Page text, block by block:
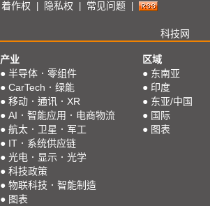
着作权 隐私权 常见问题
科技网
产业
● 半导体．零组件
● CarTech．绿能
● 移动．通讯．XR
● AI．智能应用．电商物流
● 航太．卫星．军工
● IT．系统供应链
● 光电．显示．光学
● 科技政策
● 物联科技．智能制造
● 图表
区域
● 东南亚
● 印度
● 东亚/中国
● 国际
● 图表